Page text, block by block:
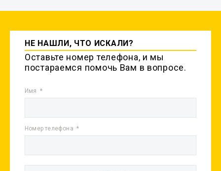
НЕ НАШЛИ, ЧТО ИСКАЛИ?
Оставьте номер телефона, и мы
постараемся помочь Вам в вопросе.
Имя
Номер телефона